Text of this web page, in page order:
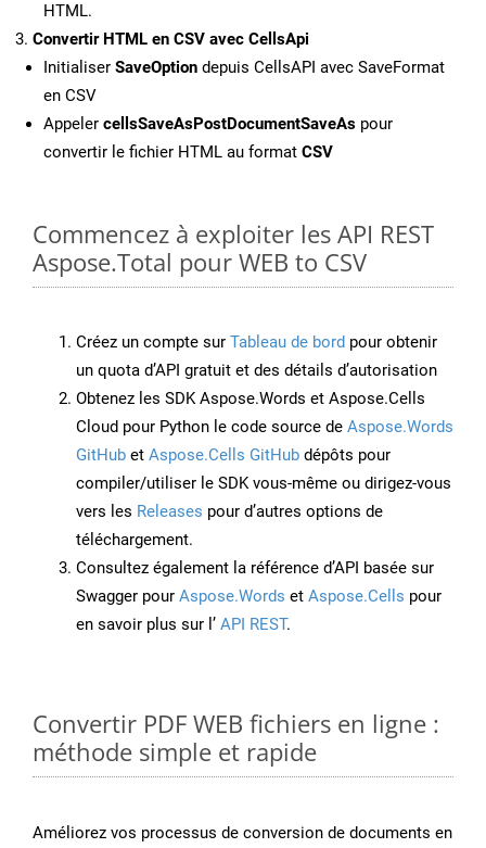
HTML.
Convertir HTML en CSV avec CellsApi
Initialiser SaveOption depuis CellsAPI avec SaveFormat
en CSV
Appeler cellsSaveAsPostDocumentSaveAs pour
convertir le fichier HTML au format CSV
Commencez à exploiter les API REST
Aspose.Total pour WEB to CSV
Créez un compte sur Tableau de bord pour obtenir
un quota d’API gratuit et des détails d’autorisation
Obtenez les SDK Aspose.Words et Aspose.Cells
Cloud pour Python le code source de Aspose.Words
GitHub et Aspose.Cells GitHub dépôts pour
compiler/utiliser le SDK vous-même ou dirigez-vous
vers les Releases pour d’autres options de
téléchargement.
Consultez également la référence d’API basée sur
Swagger pour Aspose.Words et Aspose.Cells pour
en savoir plus sur l’ API REST.
Convertir PDF WEB fichiers en ligne :
méthode simple et rapide
Améliorez vos processus de conversion de documents en